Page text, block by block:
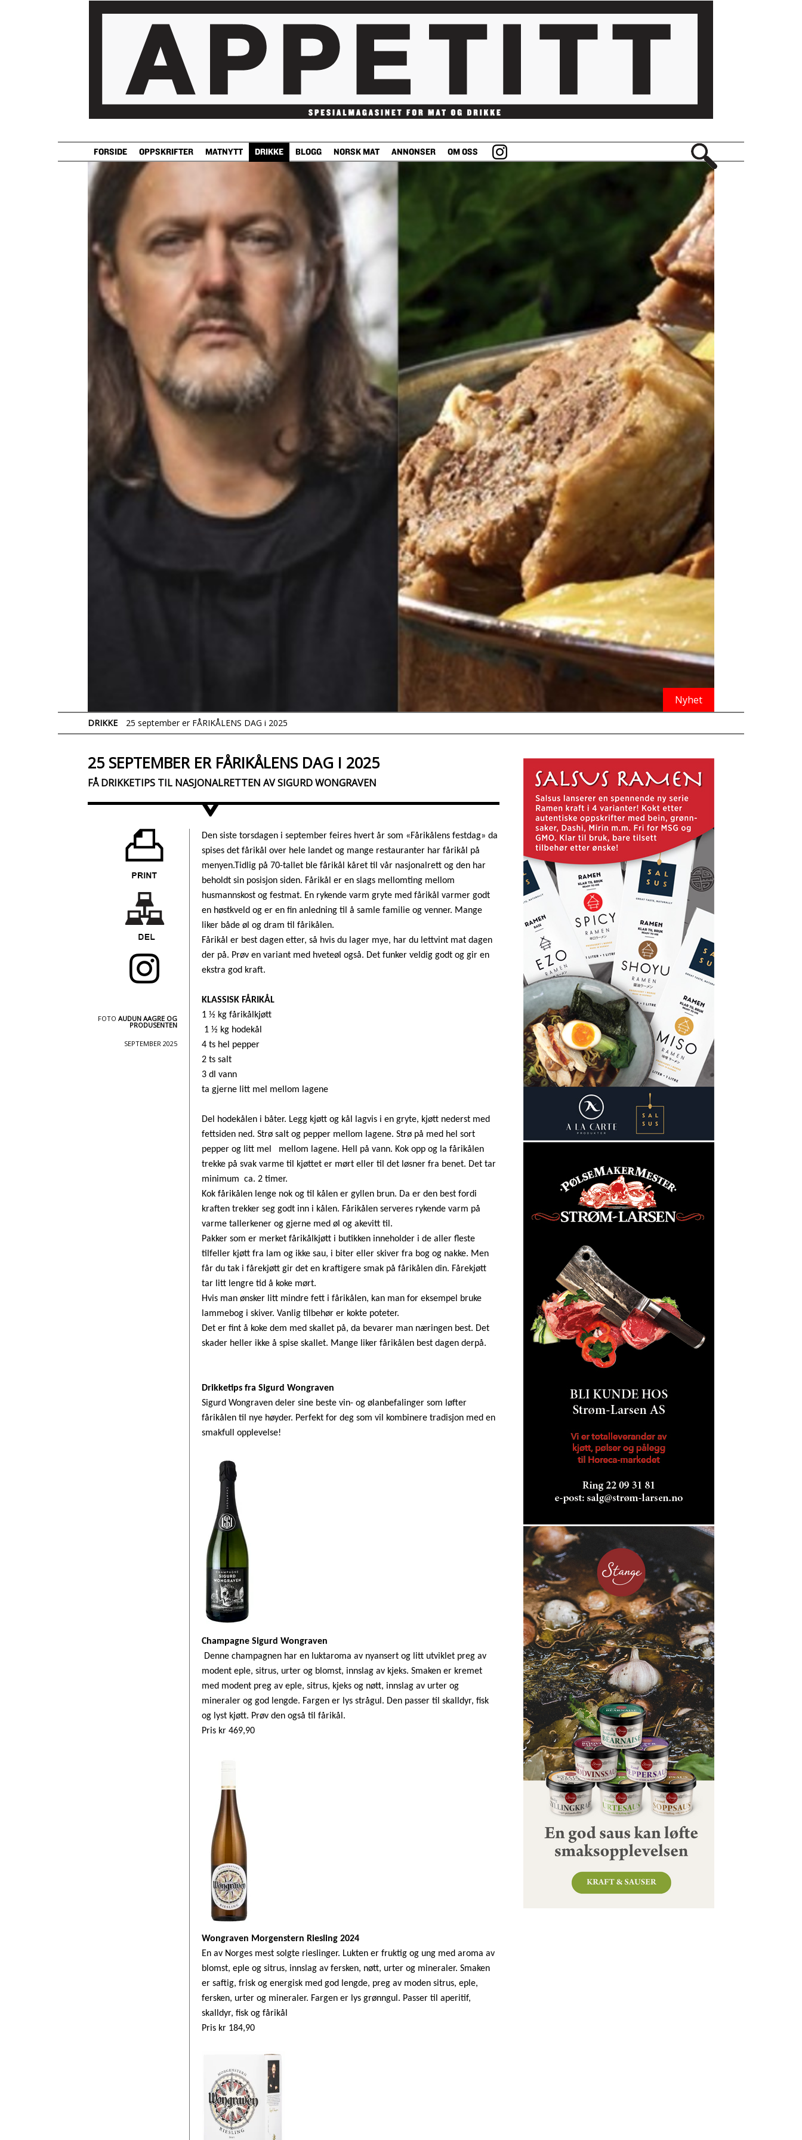
FORSIDE OPPSKRIFTER MATNYTT DRIKKE BLOGG NORSK MAT ANNONSER OM OSS
Nyhet
DRIKKE 25 september er FÅRIKÅLENS DAG i 2025
25 SEPTEMBER ER FÅRIKÅLENS DAG I 2025
>
FÅ DRIKKETIPS TIL NASJONALRETTEN AV SIGURD WONGRAVEN
FOTO AUDUN AAGRE OG
PRODUSENTEN
SEPTEMBER 2025
Den siste torsdagen i september feires hvert år som «Fårikålens festdag» da
spises det fårikål over hele landet og mange restauranter har fårikål på
menyen.Tidlig på 70-tallet ble fårikål kåret til vår nasjonalrett og den har
beholdt sin posisjon siden. Fårikål er en slags mellomting mellom
husmannskost og festmat. En rykende varm gryte med fårikål varmer godt
en høstkveld og er en fin anledning til å samle familie og venner. Mange
liker både øl og dram til fårikålen.
Fårikål er best dagen etter, så hvis du lager mye, har du lettvint mat dagen
der på. Prøv en variant med hveteøl også. Det funker veldig godt og gir en
ekstra god kraft.
KLASSISK FÅRIKÅL
1 ½ kg fårikålkjøtt
1 ½ kg hodekål
4 ts hel pepper
2 ts salt
3 dl vann
ta gjerne litt mel mellom lagene
Del hodekålen i båter. Legg kjøtt og kål lagvis i en gryte, kjøtt nederst med
fettsiden ned. Strø salt og pepper mellom lagene. Strø på med hel sort
pepper og litt mel mellom lagene. Hell på vann. Kok opp og la fårikålen
trekke på svak varme til kjøttet er mørt eller til det løsner fra benet. Det tar
minimum ca. 2 timer.
Kok fårikålen lenge nok og til kålen er gyllen brun. Da er den best fordi
kraften trekker seg godt inn i kålen. Fårikålen serveres rykende varm på
varme tallerkener og gjerne med øl og akevitt til.
Pakker som er merket fårikålkjøtt i butikken inneholder i de aller fleste
tilfeller kjøtt fra lam og ikke sau, i biter eller skiver fra bog og nakke. Men
får du tak i fårekjøtt gir det en kraftigere smak på fårikålen din. Fårekjøtt
tar litt lengre tid å koke mørt.
Hvis man ønsker litt mindre fett i fårikålen, kan man for eksempel bruke
lammebog i skiver. Vanlig tilbehør er kokte poteter.
Det er fint å koke dem med skallet på, da bevarer man næringen best. Det
skader heller ikke å spise skallet. Mange liker fårikålen best dagen derpå.
Drikketips fra Sigurd Wongraven
Sigurd Wongraven deler sine beste vin- og ølanbefalinger som løfter
fårikålen til nye høyder. Perfekt for deg som vil kombinere tradisjon med en
smakfull opplevelse!
Champagne Sigurd Wongraven
Denne champagnen har en luktaroma av nyansert og litt utviklet preg av
modent eple, sitrus, urter og blomst, innslag av kjeks. Smaken er kremet
med modent preg av eple, sitrus, kjeks og nøtt, innslag av urter og
mineraler og god lengde. Fargen er lys strågul. Den passer til skalldyr, fisk
og lyst kjøtt. Prøv den også til fårikål.
Pris kr 469,90
Wongraven Morgenstern Riesling 2024
En av Norges mest solgte rieslinger. Lukten er fruktig og ung med aroma av
blomst, eple og sitrus, innslag av fersken, nøtt, urter og mineraler. Smaken
er saftig, frisk og energisk med god lengde, preg av moden sitrus, eple,
fersken, urter og mineraler. Fargen er lys grønngul. Passer til aperitif,
skalldyr, fisk og fårikål
Pris kr 184,90